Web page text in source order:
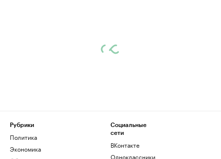
Рубрики
Политика
Экономика
Социальные
сети
ВКонтакте
Одноклассники